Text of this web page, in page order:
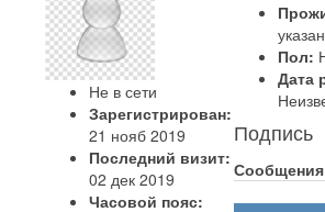
Не в сети
Зарегистрирован:
21 нояб 2019
Последний визит:
02 дек 2019
Часовой пояс:
Пол:
Дата
Подпись
Сообщения